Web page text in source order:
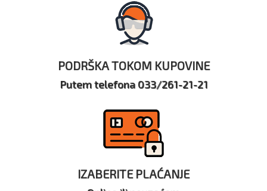
PODRŠKA TOKOM KUPOVINE
Putem telefona 033/261-21-21
IZABERITE PLAĆANJE